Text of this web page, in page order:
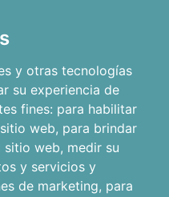
y otras tecnologías
su experiencia de
fines: para habilitar
web, para brindar
sitio web, medir su
y servicios y
de marketing, para